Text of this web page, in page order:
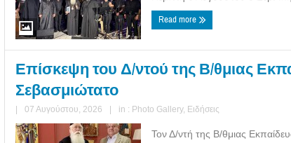
Read more
Επίσκεψη του Δ/ντού της Β/θμιας
Σεβασμιώτατο
07 Αυγούστου, 2026 in : Photo Gallery, Ειδήσεις
Τον Δ/ντή της Β/θμιας